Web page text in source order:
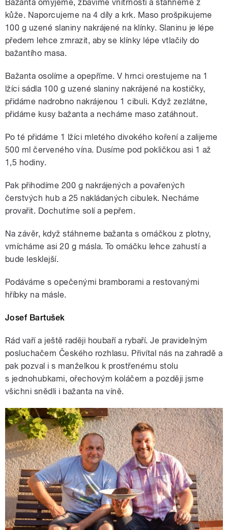
Bažanta omyjeme, zbavíme vnitřností a stáhneme z
kůže. Naporcujeme na 4 díly a krk. Maso prošpikujeme
100 g uzené slaniny nakrájené na klínky. Slaninu je lépe
předem lehce zmrazit, aby se klínky lépe vtlačily do
bažantího masa.
Bažanta osolíme a opepříme. V hrnci orestujeme na 1
lžíci sádla 100 g uzené slaniny nakrájené na kostičky,
přidáme nadrobno nakrájenou 1 cibuli. Když zezlátne,
přidáme kusy bažanta a necháme maso zatáhnout.
Po té přidáme 1 lžíci mletého divokého koření a zalijeme
500 ml červeného vína. Dusíme pod pokličkou asi 1 až
1,5 hodiny.
Pak přihodíme 200 g nakrájených a povařených
čerstvých hub a 25 nakládaných cibulek. Necháme
provařit. Dochutíme solí a pepřem.
Na závěr, když stáhneme bažanta s omáčkou z plotny,
vmícháme asi 20 g másla. To omáčku lehce zahustí a
bude lesklejší.
Podáváme s opečenými bramborami a restovanými
hříbky na másle.
Josef Bartušek
Rád vaří a ještě raději houbaří a rybaří. Je pravidelným
posluchačem Českého rozhlasu. Přivítal nás na zahradě a
pak pozval i s manželkou k prostřenému stolu
s jednohubkami, ořechovým koláčem a později jsme
všichni snědli i bažanta na víně.